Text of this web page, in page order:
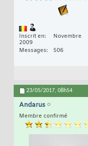
Inscrit en
Novembre
2009
Messages
506
23/05/2017, 08h54
Andarus
Membre confirmé